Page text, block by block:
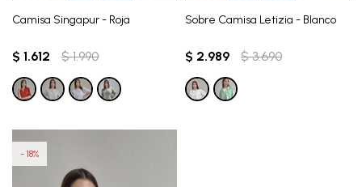
Camisa Singapur - Roja
$ 1.612 $ 1.990
Sobre Camisa Letizia - Blanco
$ 2.989 $ 3.690
18